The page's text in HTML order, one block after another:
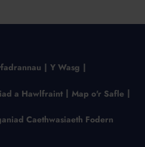
Y Wasg
a Hawlfraint Map o'r Safle
Caethwasiaeth Fodern